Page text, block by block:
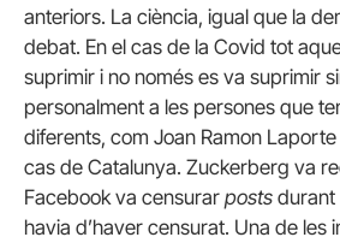
anteriors. La ciència, igual que la
debat. En el cas de la Covid tot
suprimir i no només es va suprimir
personalment a les persones que
diferents, com Joan Ramon Laporte
cas de Catalunya. Zuckerberg va
Facebook va censurar posts durant
havia d’haver censurat. Una de les